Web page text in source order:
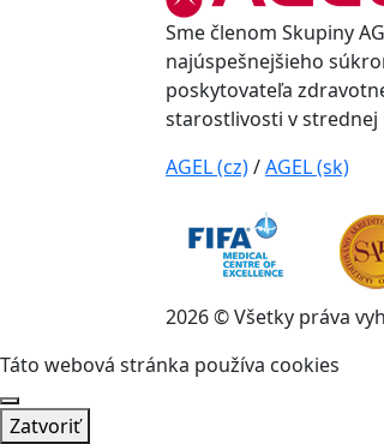
Sme členom Skupiny
najúspešnejšieho
poskytovateľa
starostlivosti v strednej
AGEL (cz)/AGEL (sk)
2026 © Všetky práva
Táto webová stránka používa cookies
Zatvoriť